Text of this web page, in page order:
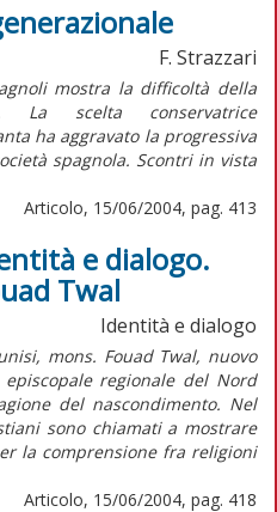
F. Strazzari
mostra la difficoltà della
La scelta conservatrice
ha aggravato la progressiva
spagnola. Scontri in vista
Articolo, 15/06/2004, pag. 413
e dialogo.
Twal
Identità e dialogo
mons. Fouad Twal, nuovo
regionale del Nord
del nascondimento. Nel
sono chiamati a mostrare
la comprensione fra religioni
Articolo, 15/06/2004, pag. 418